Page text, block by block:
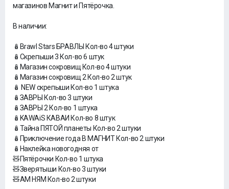
магазинов Магнит и Пятёрочка.
В наличии:
🪆Brawl Stars БРАВЛЫ Кол-во 4 штуки
🪆Скрепыши 3 Кол-во 6 штук
🪆Магазин сокровищ Кол-во 4 штуки
🪆Магазин сокровищ 2 Кол-во 2 штук
🪆 NEW скрепыши Кол-во 1 штука
🪆ЗАВРЫ Кол-во 3 штуки
🪆ЗАВРЫ 2 Кол-во 1 штука
🪆KAWAiS КАВАИ Кол-во 8 штук
🪆Тайна ПЯТОЙ планеты Кол-во 2 штуки
🪆Приключение года В МАГНИТ Кол-во 2 штуки
🪆Наклейка новогодняя от
🧸Пятёрочки Кол-во 1 штука
🧸Зверятыши Кол-во 3 штуки
🧸АМ НЯМ Кол-во 2 штуки